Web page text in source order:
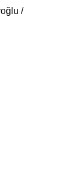
/